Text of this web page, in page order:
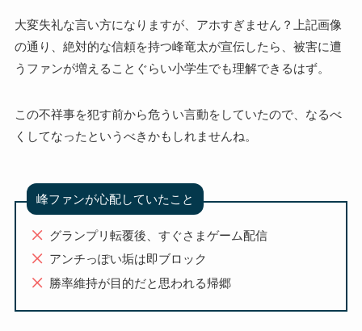
大変失礼な言い方になりますが、アホすぎません？上記画像
の通り、絶対的な信頼を持つ峰竜太が宣伝したら、被害に遭
うファンが増えることぐらい小学生でも理解できるはず。
この不祥事を犯す前から危うい言動をしていたので、なるべ
くしてなったというべきかもしれませんね。
峰ファンが心配していたこと
グランプリ転覆後、すぐさまゲーム配信
アンチっぽい垢は即ブロック
勝率維持が目的だと思われる帰郷